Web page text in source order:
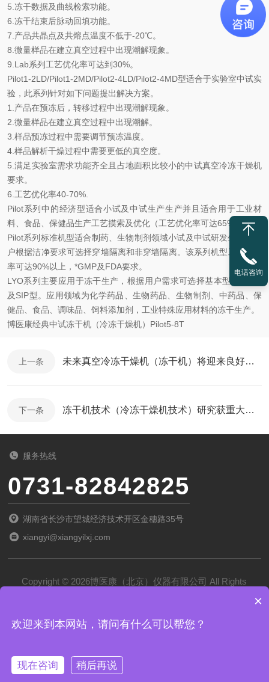
5. 冻干数据及曲线检索功能。
6. 冻干结束后脉动回填功能。
7. 产品共晶点及共熔点温度不低于-20℃。
8. 微量样品在建立真空过程中出现潮解现象。
9. Lab系列工艺优化率可达到30%。
Pilot1-2LD/Pilot1-2MD/Pilot2-4LD/Pilot2-4MD型适合于实验室中试实
验，此系列针对如下问题提出解决方案。
1. 产品在预冻后，转移过程中出现潮解现象。
2. 微量样品在建立真空过程中出现潮解。
3. 样品预冻过程中需要调节预冻温度。
4. 样品解析干燥过程中需要更低的真空度。
5. 满足实验室需求功能齐全且占地面积比较小的中试真空冷冻干燥机
要求。
6. 工艺优化率40-70%.
Pilot系列中的经济型适合小试及中试生产生产并且适合用于工业材
料、食品、保健品生产工艺摸索及优化（工艺优化率可达65%）。
Pilot系列标准机型适合制药、生物制剂领域小试及中试研发生产。用
户根据洁净要求可选择穿墙隔离和非穿墙隔离。该系列机型工艺优化
率可达90%以上，*GMP及FDA要求。
LYO系列主要应用于冻干生产，根据用户需求可选择基本型、CIP型
及SIP型。应用领域为化学药品、生物药品、生物制剂、中药品、保
健品、食品、调味品、饲料添加剂，工业特殊应用材料的冻干生产。
博医康经典中试冻干机（冷冻干燥机）Pilot5-8T
上一条 未来真空冷冻干燥机（冻干机）将迎来良好的市场前景
下一条 冻干机技术（冷冻干燥机技术）研究获重大突破性进展
服务热线
0731-82842825
湖南省长沙市望城经济技术开区金穗路35号
xiangyi@xiangyilxj.com
Copyright © 2026博医康（北京）仪器有限公司 All Rights
电话咨询
京公网安备 11011102002194号
×
欢迎来到本网站，请问有什么可以帮您？
现在咨询 稍后再说